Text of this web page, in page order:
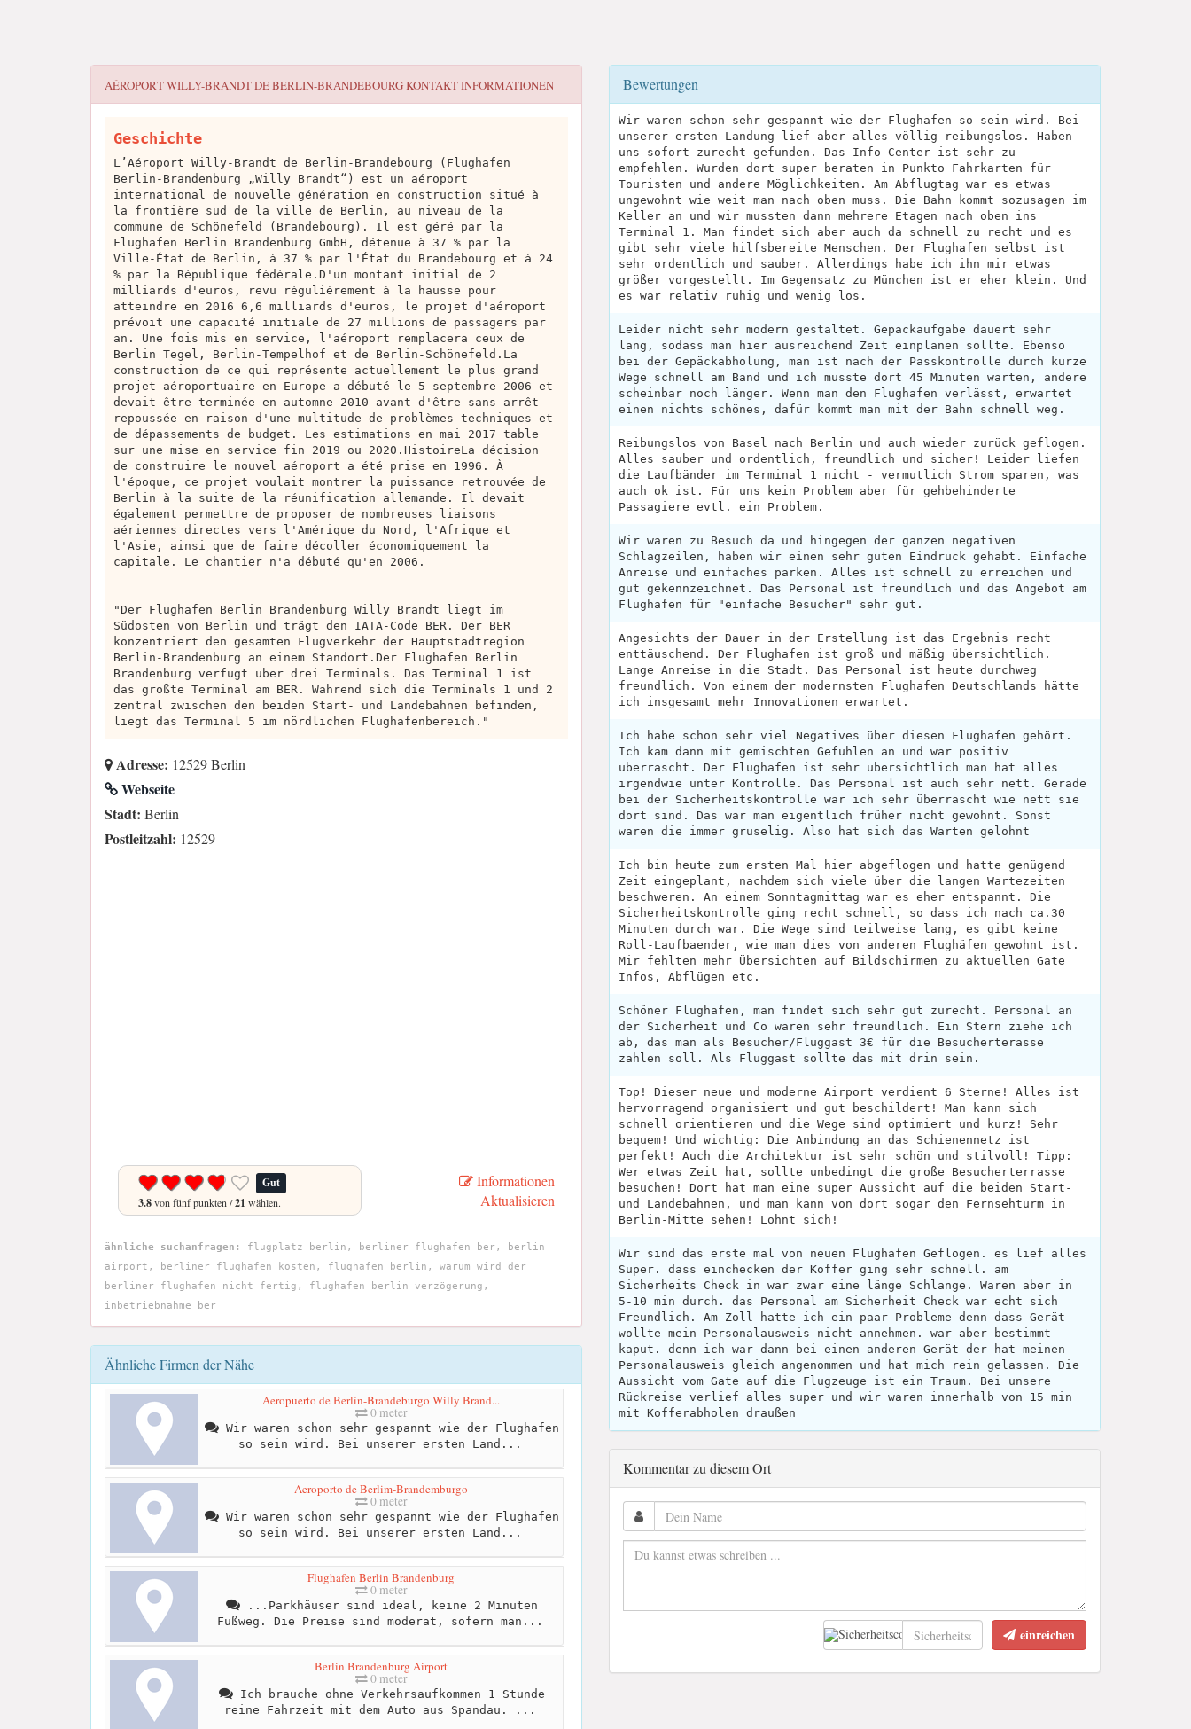
AÉROPORT WILLY-BRANDT DE BERLIN-BRANDEBOURGKONTAKT INFORMATIONEN
Geschichte
L’Aéroport Willy-Brandt de Berlin-Brandebourg (Flughafen
Berlin-Brandenburg „Willy Brandt“) est un aéroport
international de nouvelle génération en construction situé à
la frontière sud de la ville de Berlin, au niveau de la
commune de Schönefeld (Brandebourg). Il est géré par la
Flughafen Berlin Brandenburg GmbH, détenue à 37 % par la
Ville-État de Berlin, à 37 % par l'État du Brandebourg et à 24
% par la République fédérale.D'un montant initial de 2
milliards d'euros, revu régulièrement à la hausse pour
atteindre en 2016 6,6 milliards d'euros, le projet d'aéroport
prévoit une capacité initiale de 27 millions de passagers par
an. Une fois mis en service, l'aéroport remplacera ceux de
Berlin Tegel, Berlin-Tempelhof et de Berlin-Schönefeld.La
construction de ce qui représente actuellement le plus grand
projet aéroportuaire en Europe a débuté le 5 septembre 2006 et
devait être terminée en automne 2010 avant d'être sans arrêt
repoussée en raison d'une multitude de problèmes techniques et
de dépassements de budget. Les estimations en mai 2017 table
sur une mise en service fin 2019 ou 2020.HistoireLa décision
de construire le nouvel aéroport a été prise en 1996. À
l'époque, ce projet voulait montrer la puissance retrouvée de
Berlin à la suite de la réunification allemande. Il devait
également permettre de proposer de nombreuses liaisons
aériennes directes vers l'Amérique du Nord, l'Afrique et
l'Asie, ainsi que de faire décoller économiquement la
capitale. Le chantier n'a débuté qu'en 2006.
"Der Flughafen Berlin Brandenburg Willy Brandt liegt im
Südosten von Berlin und trägt den IATA-Code BER. Der BER
konzentriert den gesamten Flugverkehr der Hauptstadtregion
Berlin-Brandenburg an einem Standort.Der Flughafen Berlin
Brandenburg verfügt über drei Terminals. Das Terminal 1 ist
das größte Terminal am BER. Während sich die Terminals 1 und 2
zentral zwischen den beiden Start- und Landebahnen befinden,
liegt das Terminal 5 im nördlichen Flughafenbereich."
Adresse: 12529 Berlin
Webseite
Stadt: Berlin
Postleitzahl: 12529
Gut
3.8von fünf punkten /21 wählen.
Informationen
Aktualisieren
ähnliche suchanfragen:
flugplatz berlin, berliner flughafen ber, berlin
airport, berliner flughafen kosten, flughafen berlin, warum wird der
berliner flughafen nicht fertig, flughafen berlin verzögerung,
inbetriebnahme ber
Ähnliche Firmen der Nähe
Aeropuerto de Berlín-Brandeburgo Willy Brand...
0 meter
Wir waren schon sehr gespannt wie der Flughafen
so sein wird. Bei unserer ersten Land...
Aeroporto de Berlim-Brandemburgo
0 meter
Wir waren schon sehr gespannt wie der Flughafen
so sein wird. Bei unserer ersten Land...
Flughafen Berlin Brandenburg
0 meter
...Parkhäuser sind ideal, keine 2 Minuten
Fußweg. Die Preise sind moderat, sofern man...
Berlin Brandenburg Airport
0 meter
Ich brauche ohne Verkehrsaufkommen 1 Stunde
reine Fahrzeit mit dem Auto aus Spandau. ...
Bewertungen
Wir waren schon sehr gespannt wie der Flughafen so sein wird. Bei
unserer ersten Landung lief aber alles völlig reibungslos. Haben
uns sofort zurecht gefunden. Das Info-Center ist sehr zu
empfehlen. Wurden dort super beraten in Punkto Fahrkarten für
Touristen und andere Möglichkeiten. Am Abflugtag war es etwas
ungewohnt wie weit man nach oben muss. Die Bahn kommt sozusagen im
Keller an und wir mussten dann mehrere Etagen nach oben ins
Terminal 1. Man findet sich aber auch da schnell zu recht und es
gibt sehr viele hilfsbereite Menschen. Der Flughafen selbst ist
sehr ordentlich und sauber. Allerdings habe ich ihn mir etwas
größer vorgestellt. Im Gegensatz zu München ist er eher klein. Und
es war relativ ruhig und wenig los.
Leider nicht sehr modern gestaltet. Gepäckaufgabe dauert sehr
lang, sodass man hier ausreichend Zeit einplanen sollte. Ebenso
bei der Gepäckabholung, man ist nach der Passkontrolle durch kurze
Wege schnell am Band und ich musste dort 45 Minuten warten, andere
scheinbar noch länger. Wenn man den Flughafen verlässt, erwartet
einen nichts schönes, dafür kommt man mit der Bahn schnell weg.
Reibungslos von Basel nach Berlin und auch wieder zurück geflogen.
Alles sauber und ordentlich, freundlich und sicher! Leider liefen
die Laufbänder im Terminal 1 nicht - vermutlich Strom sparen, was
auch ok ist. Für uns kein Problem aber für gehbehinderte
Passagiere evtl. ein Problem.
Wir waren zu Besuch da und hingegen der ganzen negativen
Schlagzeilen, haben wir einen sehr guten Eindruck gehabt. Einfache
Anreise und einfaches parken. Alles ist schnell zu erreichen und
gut gekennzeichnet. Das Personal ist freundlich und das Angebot am
Flughafen für "einfache Besucher" sehr gut.
Angesichts der Dauer in der Erstellung ist das Ergebnis recht
enttäuschend. Der Flughafen ist groß und mäßig übersichtlich.
Lange Anreise in die Stadt. Das Personal ist heute durchweg
freundlich. Von einem der modernsten Flughafen Deutschlands hätte
ich insgesamt mehr Innovationen erwartet.
Ich habe schon sehr viel Negatives über diesen Flughafen gehört.
Ich kam dann mit gemischten Gefühlen an und war positiv
überrascht. Der Flughafen ist sehr übersichtlich man hat alles
irgendwie unter Kontrolle. Das Personal ist auch sehr nett. Gerade
bei der Sicherheitskontrolle war ich sehr überrascht wie nett sie
dort sind. Das war man eigentlich früher nicht gewohnt. Sonst
waren die immer gruselig. Also hat sich das Warten gelohnt
Ich bin heute zum ersten Mal hier abgeflogen und hatte genügend
Zeit eingeplant, nachdem sich viele über die langen Wartezeiten
beschweren. An einem Sonntagmittag war es eher entspannt. Die
Sicherheitskontrolle ging recht schnell, so dass ich nach ca.30
Minuten durch war. Die Wege sind teilweise lang, es gibt keine
Roll-Laufbaender, wie man dies von anderen Flughäfen gewohnt ist.
Mir fehlten mehr Übersichten auf Bildschirmen zu aktuellen Gate
Infos, Abflügen etc.
Schöner Flughafen, man findet sich sehr gut zurecht. Personal an
der Sicherheit und Co waren sehr freundlich. Ein Stern ziehe ich
ab, das man als Besucher/Fluggast 3€ für die Besucherterasse
zahlen soll. Als Fluggast sollte das mit drin sein.
Top! Dieser neue und moderne Airport verdient 6 Sterne! Alles ist
hervorragend organisiert und gut beschildert! Man kann sich
schnell orientieren und die Wege sind optimiert und kurz! Sehr
bequem! Und wichtig: Die Anbindung an das Schienennetz ist
perfekt! Auch die Architektur ist sehr schön und stilvoll! Tipp:
Wer etwas Zeit hat, sollte unbedingt die große Besucherterrasse
besuchen! Dort hat man eine super Aussicht auf die beiden Start-
und Landebahnen, und man kann von dort sogar den Fernsehturm in
Berlin-Mitte sehen! Lohnt sich!
Wir sind das erste mal von neuen Flughafen Geflogen. es lief alles
Super. dass einchecken der Koffer ging sehr schnell. am
Sicherheits Check in war zwar eine länge Schlange. Waren aber in
5-10 min durch. das Personal am Sicherheit Check war echt sich
Freundlich. Am Zoll hatte ich ein paar Probleme denn dass Gerät
wollte mein Personalausweis nicht annehmen. war aber bestimmt
kaput. denn ich war dann bei einen anderen Gerät der hat meinen
Personalausweis gleich angenommen und hat mich rein gelassen. Die
Aussicht vom Gate auf die Flugzeuge ist ein Traum. Bei unsere
Rückreise verlief alles super und wir waren innerhalb von 15 min
mit Kofferabholen draußen
Kommentar zu diesem Ort
einreichen